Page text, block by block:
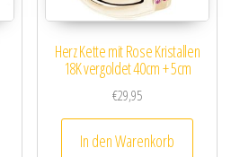
Herz Kette mit Rose Kristallen
18K vergoldet 40cm + 5cm
€29,95
In den Warenkorb